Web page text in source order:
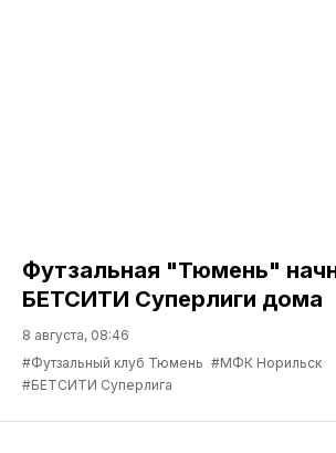
Футзальная "Тюмень"
БЕТСИТИ Суперлиги дома
8 августа, 08:46
#Футзальный клуб Тюмень #МФК Норильск
#БЕТСИТИ Суперлига